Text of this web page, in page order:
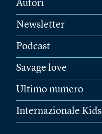
Autori
Newsletter
Podcast
Savage love
Ultimo numero
Internazionale Kids